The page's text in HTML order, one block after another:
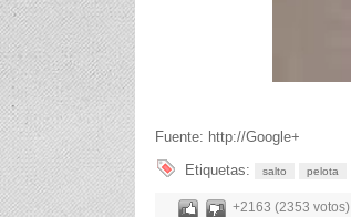
Fuente: http://Google+
Etiquetas:
salto pelota
+2163 (2353 votos)